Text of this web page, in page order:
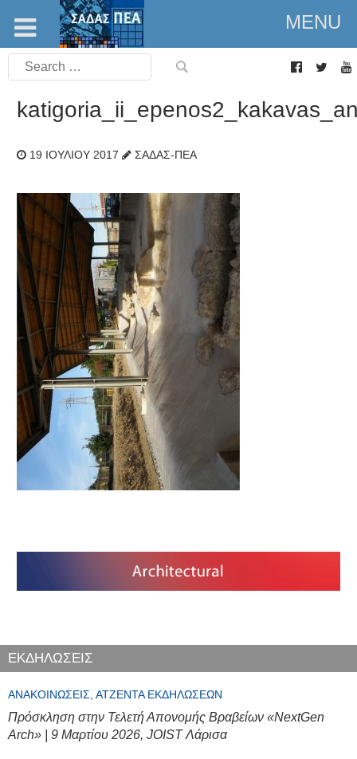
MENU
Search
for:
19 ΙΟΥΛΊΟΥ 2017 ΣΑΔΑΣ-ΠΕΑ
ΕΚΔΗΛΩΣΕΙΣ
ΑΝΑΚΟΙΝΏΣΕΙΣ, ΑΤΖΈΝΤΑ ΕΚΔΗΛΏΣΕΩΝ
Πρόσκληση στην Τελετή Απονομής Βραβείων «NextGen
Arch» | 9 Μαρτίου 2026, JOIST Λάρισα